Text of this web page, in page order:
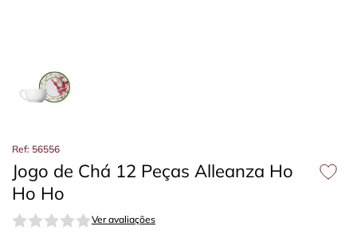
Ref: 56556
Jogo de Chá 12 Peças Alleanza Ho
Ho Ho
Ver avaliações